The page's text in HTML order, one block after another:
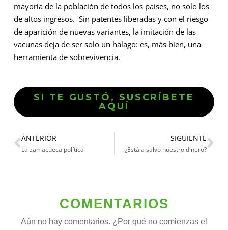
mayoría de la población de todos los países, no solo los
de altos ingresos. Sin patentes liberadas y con el riesgo
de aparición de nuevas variantes, la imitación de las
vacunas deja de ser solo un halago: es, más bien, una
herramienta de sobrevivencia.
SI TE GUSTÓ, SUSCRÍBETE
AQUÍ
ANTERIOR
La zamacueca política
SIGUIENTE
¿Está a salvo nuestro dinero?
COMENTARIOS
Aún no hay comentarios. ¿Por qué no comienzas el